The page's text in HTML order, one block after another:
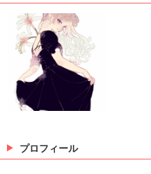
※情報はあくまで予定でキャストまたは出
ださい。
プロフィール